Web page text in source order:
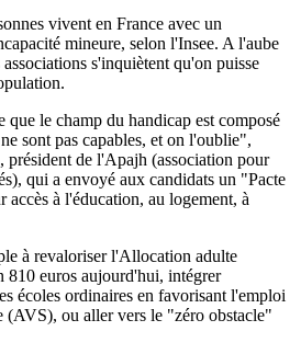
vivent en France avec un
mineure, selon l'Insee. A l'aube
s'inquiètent qu'on puisse
que le champ du handicap est composé
sont pas capables, et on l'oublie",
président de l'Apajh (association pour
qui a envoyé aux candidats un "Pacte
à l'éducation, au logement, à
à revaloriser l'Allocation adulte
euros aujourd'hui, intégrer
écoles ordinaires en favorisant l'emploi
(AVS), ou aller vers le "zéro obstacle"